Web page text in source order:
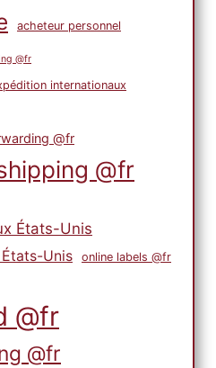
acheteur personnel
@fr
internationaux
@fr
@fr
États-Unis
Unis online labels @fr
@fr
@fr